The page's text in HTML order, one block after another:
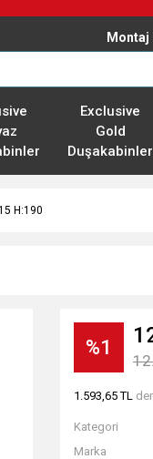
Montaj
Exclusive
Gold
Duşakabinler
H:190
%1
1.593,65 TL
Kategori
Marka